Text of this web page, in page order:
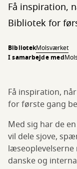
Få inspiration,
Bibliotek for
BibliotekMolsværket
I samarbejde med
Få inspiration,
for første gang
Med sig har de
vil dele sjove,
læseoplevelserne
danske og